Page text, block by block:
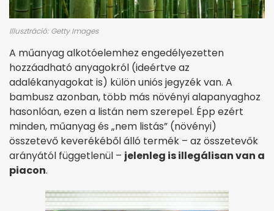
Illusztráció: Getty Images
A műanyag alkotóelemhez engedélyezetten
hozzáadható anyagokról (ideértve az
adalékanyagokat is) külön uniós jegyzék van. A
bambusz azonban, több más növényi alapanyaghoz
hasonlóan, ezen a listán nem szerepel. Épp ezért
minden, műanyag és „nem listás” (növényi)
összetevő keverékéből álló termék – az összetevők
arányától függetlenül – jelenleg is illegálisan van a
piacon.